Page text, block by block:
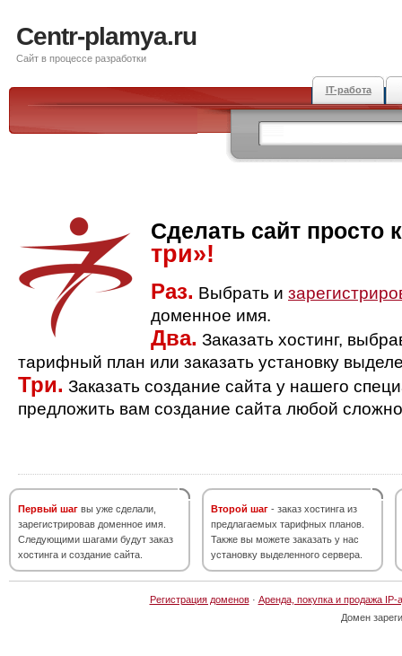
Centr-plamya.ru
Сайт в процессе разработки
IT-работа
Сделать сайт просто
три»!
Раз. Выбрать и
доменное имя.
Два. Заказать хостинг,
тарифный план или заказать установку
Три. Заказать создание сайта у нашего
предложить вам создание сайта любой
Первый шаг вы уже сделали,
зарегистрировав доменное имя.
Следующими шагами будут заказ
хостинга и создание сайта.
Второй шаг - заказ хостинга из
предлагаемых тарифных планов.
Также вы можете заказать у нас
установку выделенного сервера.
Регистрация доменов· Аренда, покупка и продажа IP-
Домен